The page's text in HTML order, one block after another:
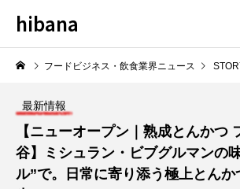
フードビジネス・飲食業界のニュースメディア
NEW POST
hibana
フードビジネス・飲食業界ニュース
最新情報
【ニューオープン｜熟成とんかつ
谷】ミシュラン・ビブグルマンの
ル”で。日常に寄り添う極上とんか